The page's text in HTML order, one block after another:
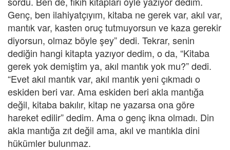
Genç, ben ilahiyatçıyım, kitaba ne gerek var, akıl var,
mantık var, kasten oruç tutmuyorsun ve kaza gerekir
diyorsun, olmaz böyle şey” dedi. Tekrar, senin
dediğin hangi kitapta yazıyor dedim, o da, “Kitaba
gerek yok demiştim ya, akıl mantık yok mu?” dedi.
“Evet akıl mantık var, akıl mantık yeni çıkmadı o
eskiden beri var. Ama eskiden beri akla mantığa
değil, kitaba bakılır, kitap ne yazarsa ona göre
hareket edilir” dedim. Ama o genç ikna olmadı. Din
akla mantığa zıt değil ama, akıl ve mantıkla dini
hükümler bulunmaz.